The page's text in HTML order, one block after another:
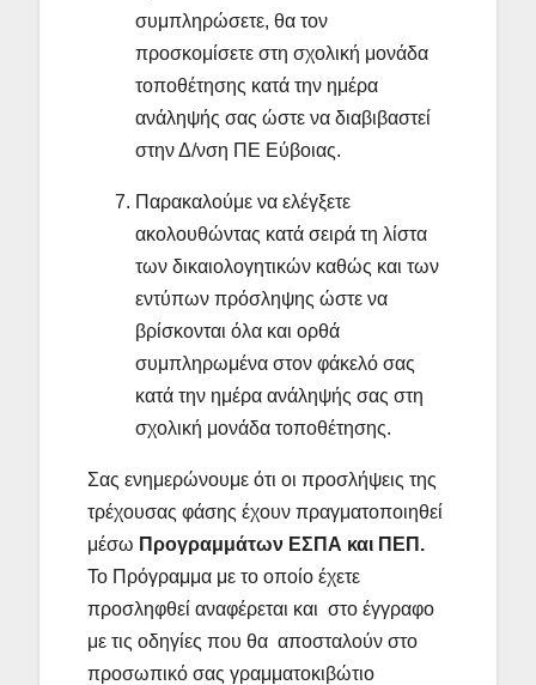
συμπληρώσετε, θα τον
προσκομίσετε στη σχολική μονάδα
τοποθέτησης κατά την ημέρα
ανάληψής σας ώστε να διαβιβαστεί
στην Δ/νση ΠΕ Εύβοιας.
Παρακαλούμε να ελέγξετε
ακολουθώντας κατά σειρά τη λίστα
των δικαιολογητικών καθώς και των
εντύπων πρόσληψης ώστε να
βρίσκονται όλα και ορθά
συμπληρωμένα στον φάκελό σας
κατά την ημέρα ανάληψής σας στη
σχολική μονάδα τοποθέτησης.
Σας ενημερώνουμε ότι οι προσλήψεις της
τρέχουσας φάσης έχουν πραγματοποιηθεί
μέσω Προγραμμάτων ΕΣΠΑ και ΠΕΠ.
Το Πρόγραμμα με το οποίο έχετε
προσληφθεί αναφέρεται και στο έγγραφο
με τις οδηγίες που θα αποσταλούν στο
προσωπικό σας γραμματοκιβώτιο